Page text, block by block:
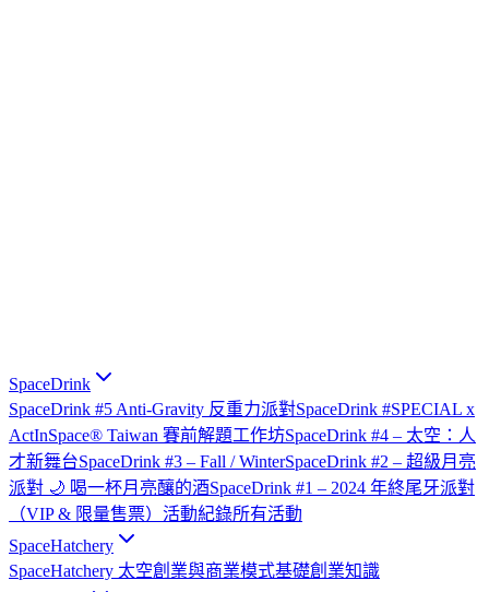
SpaceDrink
SpaceDrink #5 Anti-Gravity 反重力派對SpaceDrink #SPECIAL x
ActInSpace® Taiwan 賽前解題工作坊SpaceDrink #4 – 太空：人
才新舞台SpaceDrink #3 – Fall / WinterSpaceDrink #2 – 超級月亮
派對 🌙 喝一杯月亮釀的酒SpaceDrink #1 – 2024 年終尾牙派對
（VIP & 限量售票） 活動紀錄所有活動
SpaceHatchery
SpaceHatchery 太空創業與商業模式基礎創業知識